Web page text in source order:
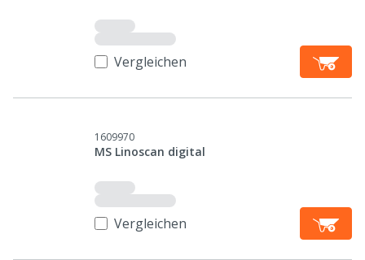
Vergleichen
1609970
MS Linoscan digital
Vergleichen